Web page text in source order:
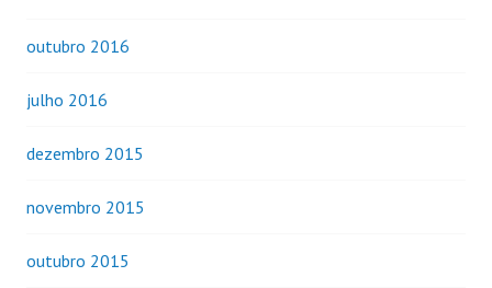
outubro 2016
julho 2016
dezembro 2015
novembro 2015
outubro 2015